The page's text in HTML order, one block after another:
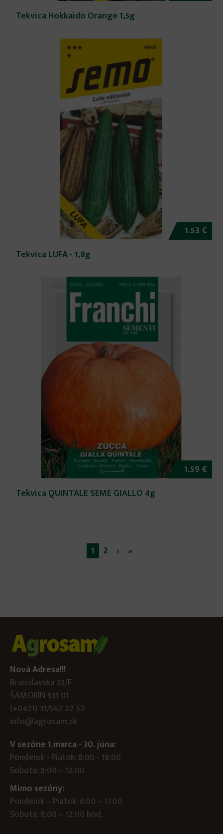
Tekvica Hokkaido Orange 1,5g
1.53 €
Tekvica LUFA - 1,8g
1.59 €
Tekvica QUINTALE SEME GIALLO 4g
1 2 › »
Nová Adresa!!!
Bratislavská 33/F
ŠAMORÍN 931 01
(+0421) 31/562 22 52
info@agrosam.sk
V sezóne 1.marca - 30. júna:
Pondelok - Piatok: 8:00 - 18:00
Sobota: 8:00 – 12:00
Mimo sezóny:
Pondelok – Piatok: 8.00 – 17.00
Sobota: 8:00 – 12:00 hod.